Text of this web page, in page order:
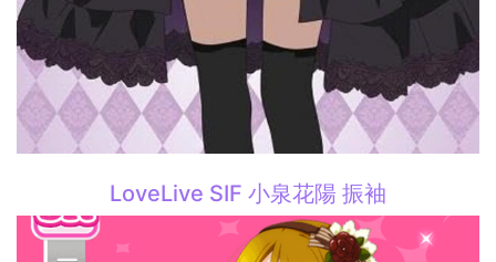
LoveLive SIF 小泉花陽 振袖